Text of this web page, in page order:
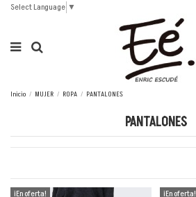
Select Language ▼
Inicio MUJER ROPA PANTALONES
PANTALONES
¡En oferta!
¡En oferta!